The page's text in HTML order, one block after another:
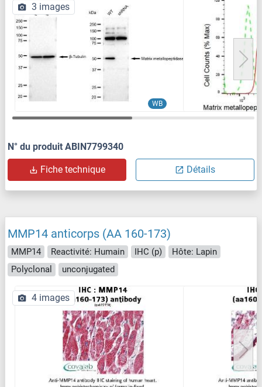
WB
3 images
N° du produit ABIN7799340
Fiche technique Détails
MMP14 anticorps (AA 160-173)
MMP14 Reactivité: Humain IHC (p)
Hôte: Lapin
Polyclonal
unconjugated
4 images